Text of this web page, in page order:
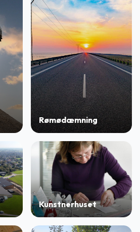
Rømødæmning
Kunstnerhuset